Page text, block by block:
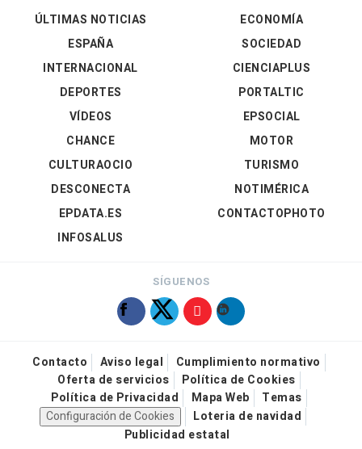
ÚLTIMAS NOTICIAS
ESPAÑA
INTERNACIONAL
DEPORTES
VÍDEOS
ECONOMÍA
SOCIEDAD
CIENCIAPLUS
PORTALTIC
EPSOCIAL
CHANCE
CULTURAOCIO
DESCONECTA
EPDATA.ES
INFOSALUS
MOTOR
TURISMO
NOTIMÉRICA
CONTACTOPHOTO
SÍGUENOS
Contacto Aviso legal
Cumplimiento normativo
Oferta de servicios
Política de Cookies
Política de Privacidad
Mapa Web
Temas
Configuración de Cookies
Loteria de navidad
Publicidad estatal